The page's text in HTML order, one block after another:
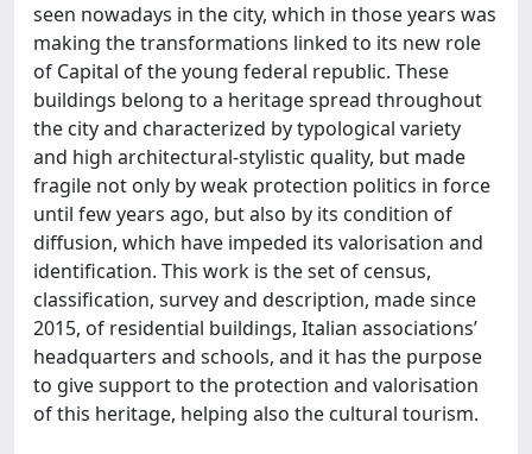
seen nowadays in the city, which in those years was
making the transformations linked to its new role
of Capital of the young federal republic. These
buildings belong to a heritage spread throughout
the city and characterized by typological variety
and high architectural-stylistic quality, but made
fragile not only by weak protection politics in force
until few years ago, but also by its condition of
diffusion, which have impeded its valorisation and
identiﬁcation. This work is the set of census,
classiﬁcation, survey and description, made since
2015, of residential buildings, Italian associations’
headquarters and schools, and it has the purpose
to give support to the protection and valorisation
of this heritage, helping also the cultural tourism.